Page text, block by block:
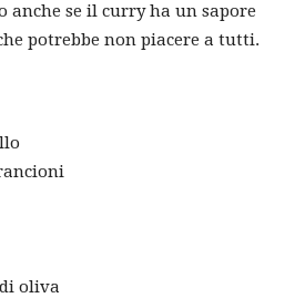
anche se il curry ha un sapore
potrebbe non piacere a tutti.
oliva